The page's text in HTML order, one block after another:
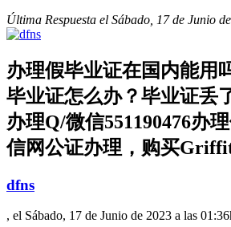
Última Respuesta el Sábado, 17 de Junio
办理假毕业证在国内能用
毕业证怎么办？毕业证丢
办理Q/微信551190476办
信网公证办理，购买
dfns
, el Sábado, 17 de Junio de 2023 a las